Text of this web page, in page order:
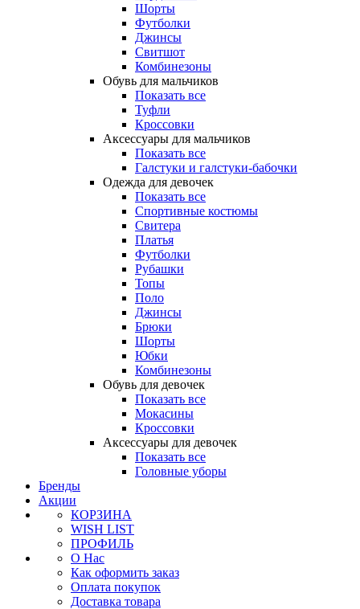
Шорты
Футболки
Джинсы
Свитшот
Комбинезоны
Обувь для мальчиков
Показать все
Туфли
Кроссовки
Аксессуары для мальчиков
Показать все
Галстуки и галстуки-бабочки
Одежда для девочек
Показать все
Спортивные костюмы
Свитера
Платья
Футболки
Рубашки
Топы
Поло
Джинсы
Брюки
Шорты
Юбки
Комбинезоны
Обувь для девочек
Показать все
Мокасины
Кроссовки
Аксессуары для девочек
Показать все
Головные уборы
Бренды
Акции
КОРЗИНА
WISH LIST
ПРОФИЛЬ
О Нас
Как оформить заказ
Оплата покупок
Доставка товара